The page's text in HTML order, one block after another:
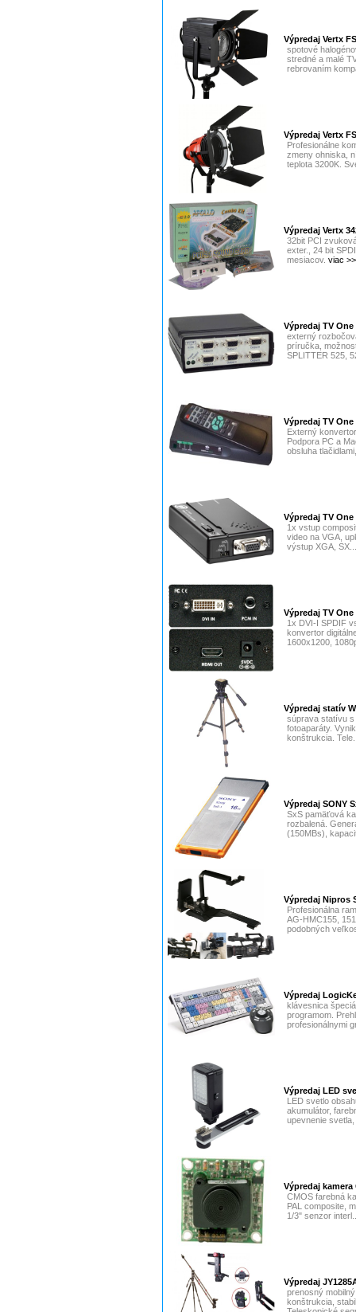
Výpredaj Vertx
spotové
stredné a malé
rebrovaním
Výpredaj Vertx
Profesionálne
zmeny ohniska,
teplota 3200K.
Výpredaj Vertx
32bit PCI
exter., 24 bit
mesiacov. viac
Výpredaj TV One
externý
príručka,
SPLITTER 525,
Výpredaj TV
Externý
Podpora PC a
obsluha
Výpredaj TV One
1x vstup
video na VGA,
výstup XGA,
Výpredaj TV One
1x DVI-I SPDIF
konvertor
1600x1200,
Výpredaj statív
súprava statívu s
fotoaparáty.
konštrukcia.
Výpredaj SONY
SxS pamäťová
rozbalená.
(150MBs),
Výpredaj Nipros
Profesionálna
AG-HMC155,
podobných
Výpredaj
klávesnica
programom.
profesionálnymi
Výpredaj LED
LED svetlo
akumulátor,
upevnenie
Výpredaj kamera
CMOS farebná
PAL composite,
1/3" senzor
Výpredaj
prenosný
konštrukcia,